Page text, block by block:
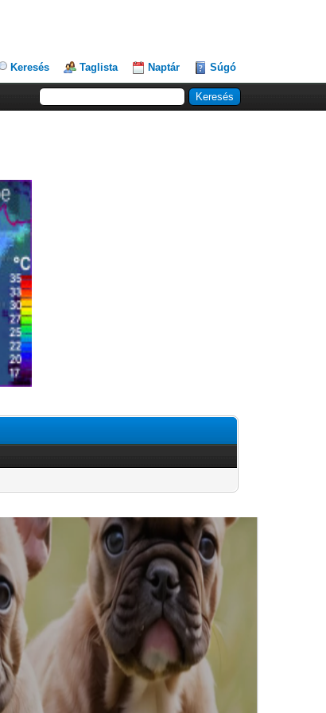
Keresés Taglista Naptár Súgó